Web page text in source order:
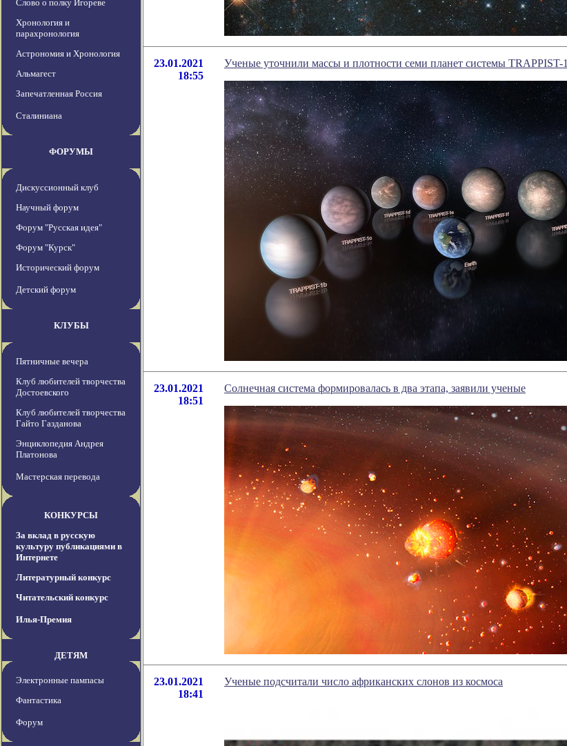
Слово о полку Игореве
Хронология и
парахронология
Астрономия и Хронология
Альмагест
Запечатленная Россия
Сталиниана
ФОРУМЫ
Дискуссионный клуб
Научный форум
Форум "Русская идея"
Форум "Курск"
Исторический форум
Детский форум
КЛУБЫ
Пятничные вечера
Клуб любителей творчества
Достоевского
Клуб любителей творчества
Гайто Газданова
Энциклопедия Андрея
Платонова
Мастерская перевода
КОНКУРСЫ
За вклад в русскую
культуру публикациями в
Интернете
Литературный конкурс
Читательский конкурс
Илья-Премия
ДЕТЯМ
Электронные пампасы
Фантастика
Форум
23.01.2021
18:55
Ученые уточнили массы и плотности семи планет системы TRAPPIST-1
23.01.2021
18:51
Солнечная система формировалась в два этапа, заявили ученые
23.01.2021
18:41
Ученые подсчитали число африканских слонов из космоса